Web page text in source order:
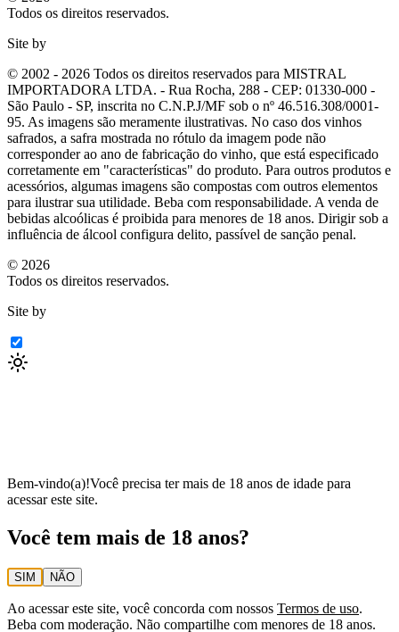
Todos os direitos reservados.
Site by
© 2002 - 2026 Todos os direitos reservados para MISTRAL
IMPORTADORA LTDA. - Rua Rocha, 288 - CEP: 01330-000 -
São Paulo - SP, inscrita no C.N.P.J/MF sob o nº 46.516.308/0001-
95. As imagens são meramente ilustrativas. No caso dos vinhos
safrados, a safra mostrada no rótulo da imagem pode não
corresponder ao ano de fabricação do vinho, que está especificado
corretamente em "características" do produto. Para outros produtos e
acessórios, algumas imagens são compostas com outros elementos
para ilustrar sua utilidade. Beba com responsabilidade. A venda de
bebidas alcoólicas é proibida para menores de 18 anos. Dirigir sob a
influência de álcool configura delito, passível de sanção penal.
© 2026
Todos os direitos reservados.
Site by
Bem-vindo(a)!Você precisa ter mais de 18 anos de idade para
acessar este site.
Você tem mais de 18 anos?
SIM NÃO
Ao acessar este site, você concorda com nossos Termos de uso.
Beba com moderação. Não compartilhe com menores de 18 anos.